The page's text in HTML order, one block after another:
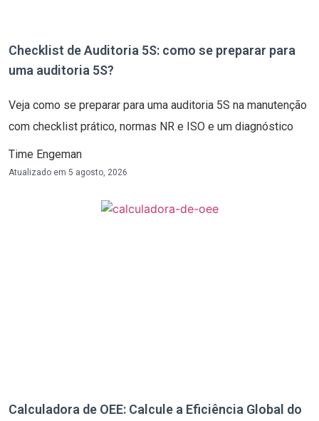
Checklist de Auditoria 5S: como se preparar para
uma auditoria 5S?
Veja como se preparar para uma auditoria 5S na manutenção
com checklist prático, normas NR e ISO e um diagnóstico
Time Engeman
Atualizado em 5 agosto, 2026
Calculadora de OEE: Calcule a Eficiência Global do